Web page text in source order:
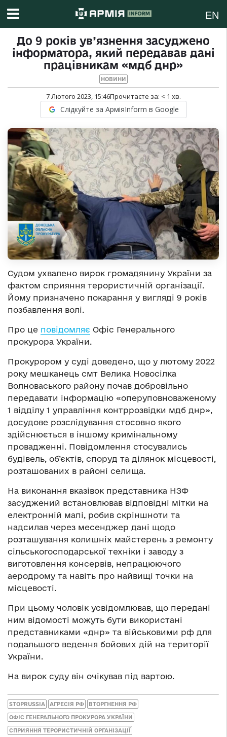
EN
До 9 років ув’язнення засуджено
інформатора, який передавав дані
працівникам «мдб днр»
НОВИНИ
7 Лютого 2023, 15:46Прочитаєте за: < 1 хв.
Слідкуйте за АрміяInform в Google
Судом ухвалено вирок громадянину України за
фактом сприяння терористичній організації.
Йому призначено покарання у вигляді 9 років
позбавлення волі.
Про це повідомляє Офіс Генерального
прокурора України.
Прокурором у суді доведено, що у лютому 2022
року мешканець смт Велика Новосілка
Волноваського району почав добровільно
передавати інформацію «оперуповноваженому
1 відділу 1 управління контррозвідки мдб днр»,
досудове розслідування стосовно якого
здійснюється в іншому кримінальному
провадженні. Повідомлення стосувались
будівель, об’єктів, споруд та ділянок місцевості,
розташованих в районі селища.
На виконання вказівок представника НЗФ
засуджений встановлював відповідні мітки на
електронній мапі, робив скріншноти та
надсилав через месенджер дані щодо
розташування колишніх майстерень з ремонту
сільськогосподарської техніки і заводу з
виготовлення консервів, непрацюючого
аеродрому та навіть про найвищі точки на
місцевості.
При цьому чоловік усвідомлював, що передані
ним відомості можуть бути використані
представниками «днр» та військовими рф для
подальшого ведення бойових дій на території
України.
На вирок суду він очікував під вартою.
STOPRUSSIA АГРЕСІЯ РФ ВТОРГНЕННЯ РФ
ОФІС ГЕНЕРАЛЬНОГО ПРОКУРОРА УКРАЇНИ
СПРИЯННЯ ТЕРОРИСТИЧНІЙ ОРГАНІЗАЦІЇ